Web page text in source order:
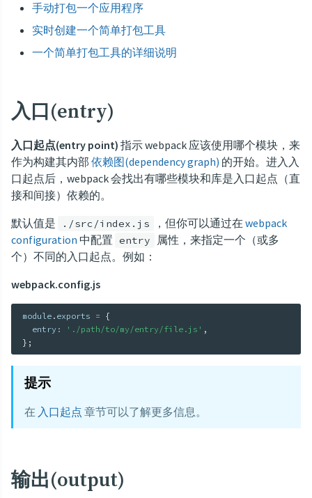
手动打包一个应用程序
实时创建一个简单打包工具
一个简单打包工具的详细说明
入口(entry)
入口起点(entry point) 指示 webpack 应该使用哪个模块，来
作为构建其内部 依赖图(dependency graph) 的开始。进入入
口起点后，webpack 会找出有哪些模块和库是入口起点（直
接和间接）依赖的。
默认值是
./src/index.js ，但你可以通过在 webpack
configuration 中配置 entry
属性，来指定一个（或多
个）不同的入口起点。例如：
webpack.config.js
module . exports = {
  entry
: './path/to/my/entry/file.js' ,
} ;
提示
在 入口起点 章节可以了解更多信息。
输出(output)